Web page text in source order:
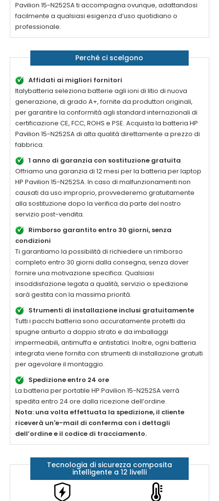
Pavilion 15-N252SAti accompagna ovunque, adattandosi
facilmente a qualsiasi esigenza d’uso quotidiano o
professionale.
Perché ci scelgono
Affidati ai migliori fornitori
Italybatteria seleziona batterie agli ioni di litio di nuova
generazione, di grado A+, fornite da produttori originali,
per garantire la conformità agli standard internazionali di
certificazione CE, FCC, ROHS e PSE. Acquista la batteria HP
Pavilion 15-N252SA di alta qualità direttamente a prezzo di
fabbrica.
1 anno di garanzia con sostituzione gratuita
Offriamo una garanzia di 12 mesi per la batteria per laptop
HP Pavilion 15-N252SA. In caso di malfunzionamenti non
causati da uso improprio, provvederemo gratuitamente
alla sostituzione dopo la verifica da parte del nostro
servizio post-vendita.
Rimborso garantito entro 30 giorni, senza
condizioni
Ti garantiamo la possibilità di richiedere un rimborso
completo entro 30 giorni dalla consegna, senza dover
fornire una motivazione specifica. Qualsiasi
insoddisfazione legata a qualità, servizio o spedizione
sarà gestita con la massima priorità.
Strumenti di installazione inclusi gratuitamente
Tutti i pacchi batteria sono accuratamente protetti da
spugne antiurto a doppio strato e da imballaggi
impermeabili, antimuffa e antistatici. Inoltre, ogni batteria
integrata viene fornita con strumenti di installazione gratuiti
per agevolare il montaggio.
Spedizione entro 24 ore
La batteria per portatile HP Pavilion 15-N252SAverrà
spedita entro 24 ore dalla ricezione dell’ordine.
Nota: una volta effettuata la spedizione, il cliente
riceverà un'e-mail di conferma con i dettagli
dell’ordine e il codice di tracciamento.
Tecnologia di sicurezza composita
intelligente a 12 livelli